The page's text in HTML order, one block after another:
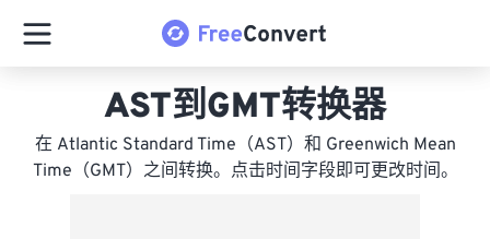
AST到GMT转换器
在 Atlantic Standard Time（AST）和 Greenwich Mean
Time（GMT）之间转换。点击时间字段即可更改时间。